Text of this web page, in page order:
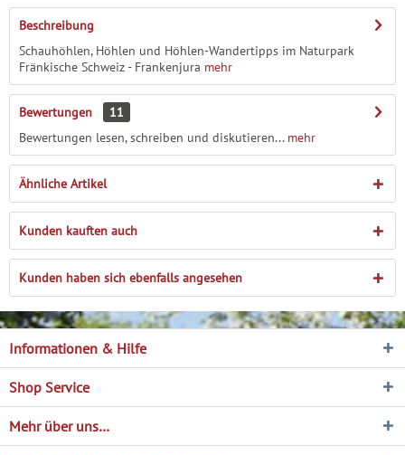
Beschreibung
Schauhöhlen, Höhlen und Höhlen-Wandertipps im Naturpark
Fränkische Schweiz - Frankenjura mehr
Bewertungen
11
Bewertungen lesen, schreiben und diskutieren...mehr
Ähnliche Artikel
Kunden kauften auch
Kunden haben sich ebenfalls angesehen
Informationen & Hilfe
Shop Service
Mehr über uns…